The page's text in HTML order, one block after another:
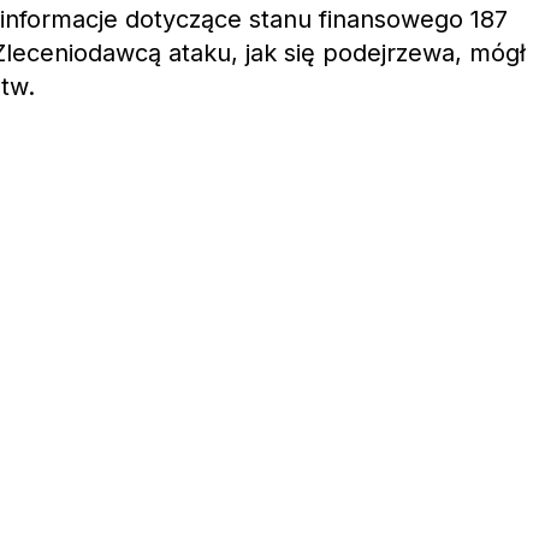
dotyczące stanu finansowego 187
ataku, jak się podejrzewa, mógł